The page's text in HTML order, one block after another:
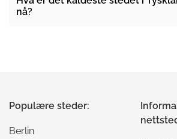
nå?
Populære steder:
Berlin